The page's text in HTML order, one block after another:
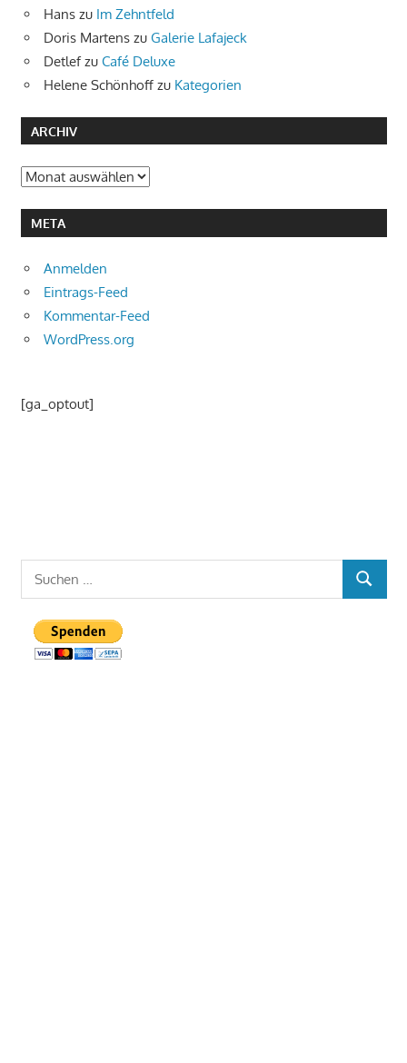
Hans zu Im Zehntfeld
Doris Martens zu Galerie Lafajeck
Detlefzu Café Deluxe
Helene Schönhoff zu Kategorien
ARCHIV
Archiv
META
Anmelden
Eintrags-Feed
Kommentar-Feed
WordPress.org
[ga_optout]
SUCHEN